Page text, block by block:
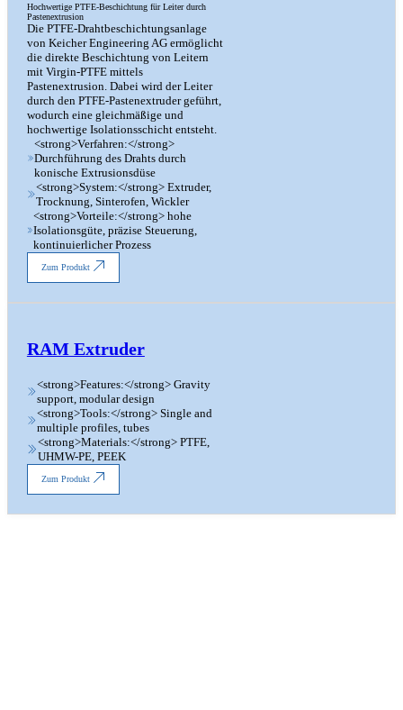
Hochwertige PTFE-Beschichtung für Leiter durch
Pastenextrusion
Die PTFE-Drahtbeschichtungsanlage
von Keicher Engineering AG ermöglicht
die direkte Beschichtung von Leitern
mit Virgin-PTFE mittels
Pastenextrusion. Dabei wird der Leiter
durch den PTFE-Pastenextruder geführt,
wodurch eine gleichmäßige und
hochwertige Isolationsschicht entsteht.
<strong>Verfahren:</strong>
Durchführung des Drahts durch
konische Extrusionsdüse
<strong>System:</strong> Extruder,
Trocknung, Sinterofen, Wickler
<strong>Vorteile:</strong> hohe
Isolationsgüte, präzise Steuerung,
kontinuierlicher Prozess
Zum Produkt
RAM Extruder
<strong>Features:</strong> Gravity
support, modular design
<strong>Tools:</strong> Single and
multiple profiles, tubes
<strong>Materials:</strong> PTFE,
UHMW-PE, PEEK
Zum Produkt